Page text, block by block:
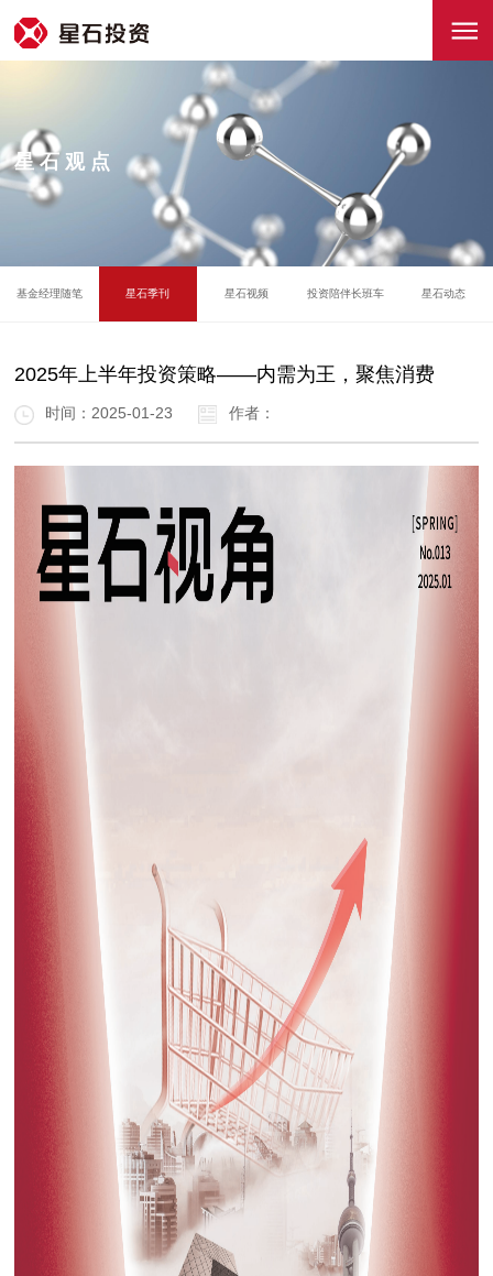
星石观点
基金经理随笔 星石季刊 星石视频 投资陪伴长班车 星石动态
2025年上半年投资策略——内需为王，聚焦消费
时间：2025-01-23 作者：